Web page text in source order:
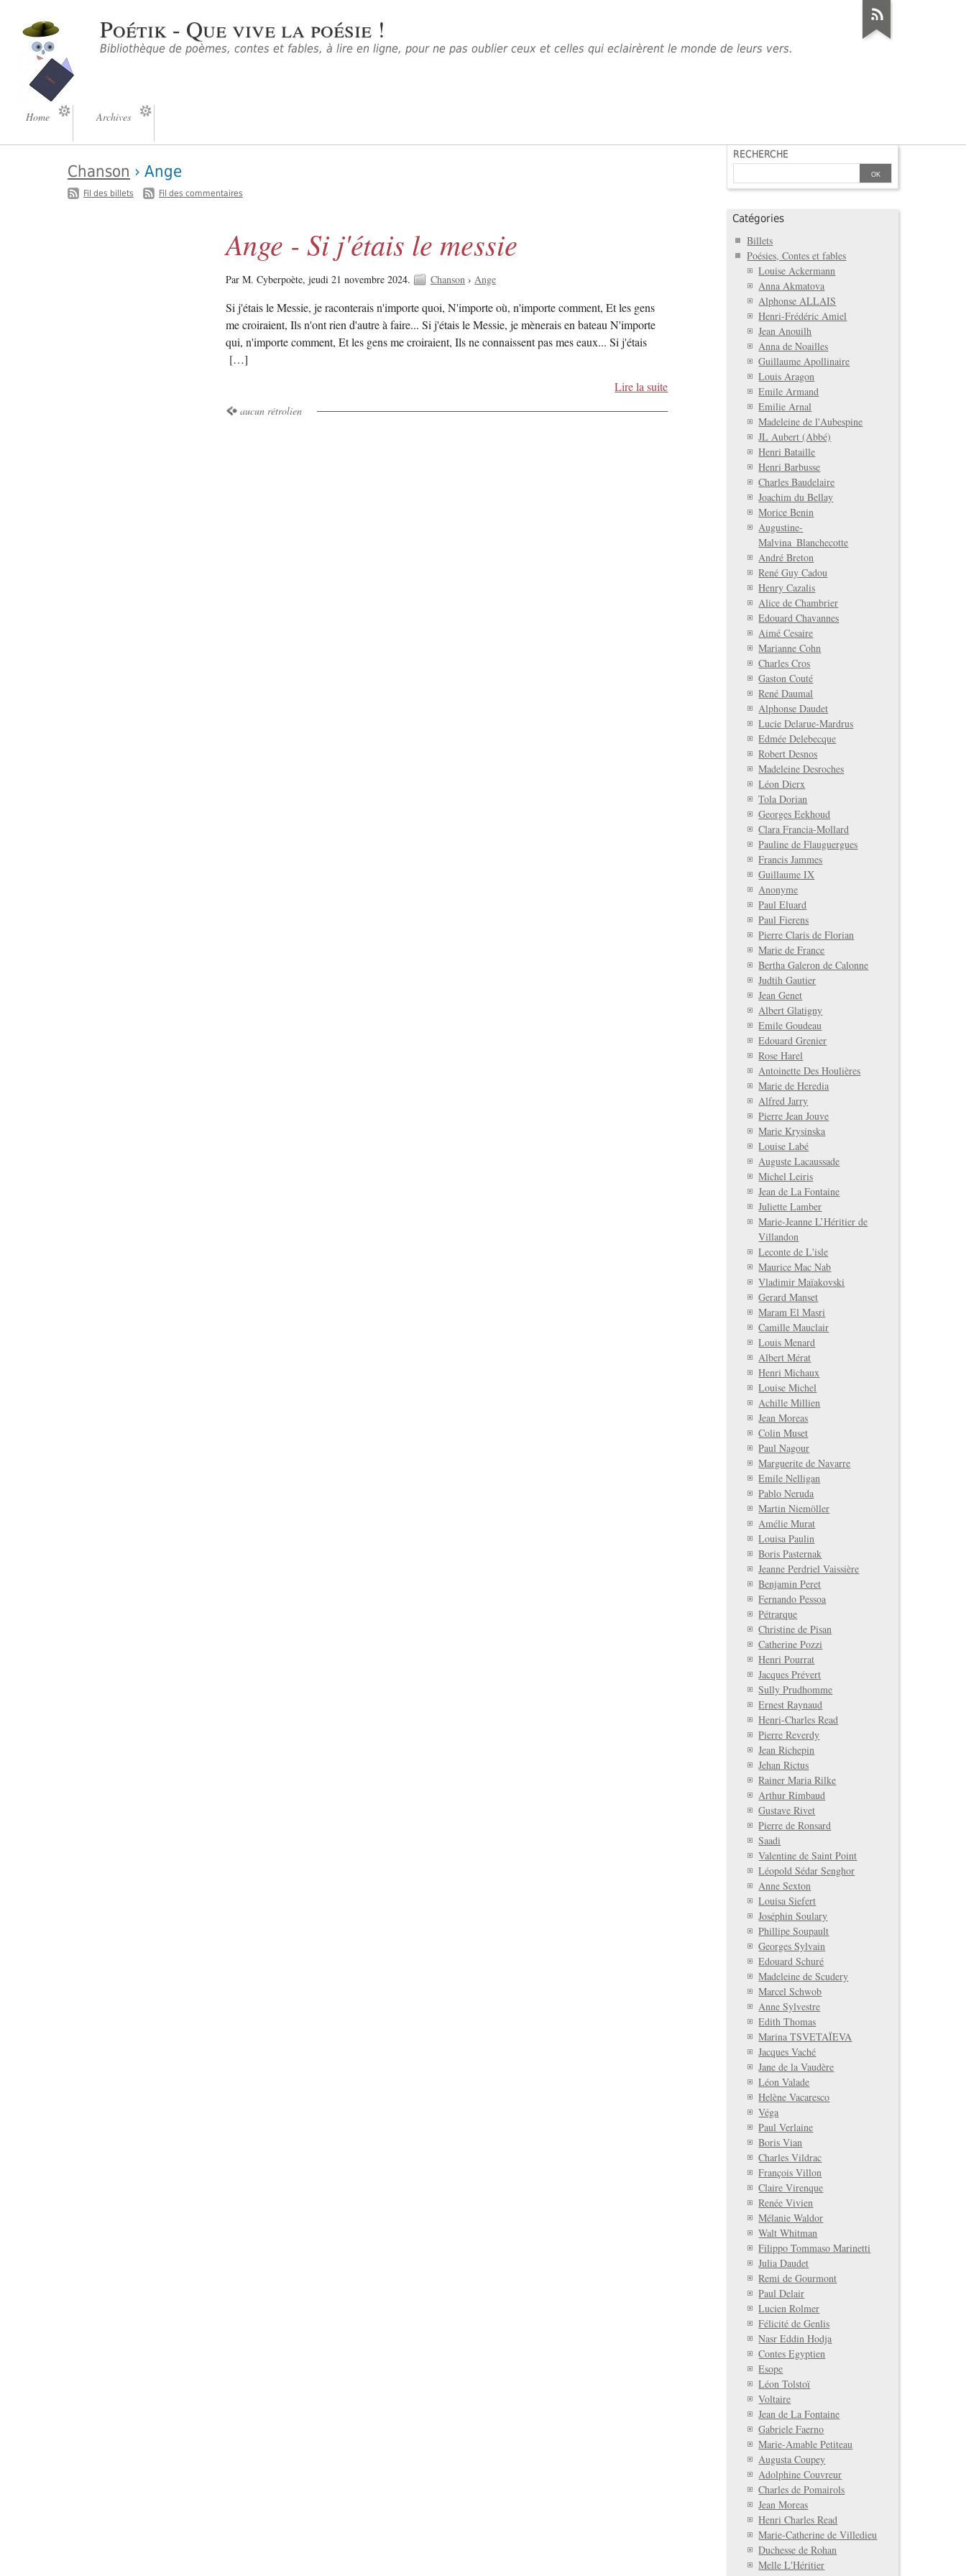
Poétik - Que vive la poésie !
Bibliothèque de poèmes, contes et fables, à lire en ligne, pour ne pas oublier ceux et celles qui eclairèrent le monde de leurs vers.
Home Archives
Chanson › Ange
Fil des billets - Fil des commentaires
Ange - Si j'étais le messie
Par M. Cyberpoète,jeudi 21 novembre 2024. Chanson ›Ange
Si j'étais le Messie, je raconterais n'importe quoi, N'importe où, n'importe comment, Et les gens
me croiraient, Ils n'ont rien d'autre à faire... Si j'étais le Messie, je mènerais en bateau N'importe
qui, n'importe comment, Et les gens me croiraient, Ils ne connaissent pas mes eaux... Si j'étais
[…]
Lire la suite
aucun rétrolien
RECHERCHE
Catégories
Billets
Poésies, Contes et fables
Louise Ackermann
Anna Akmatova
Alphonse ALLAIS
Henri-Frédéric Amiel
Jean Anouilh
Anna de Noailles
Guillaume Apollinaire
Louis Aragon
Emile Armand
Emilie Arnal
Madeleine de l'Aubespine
JL Aubert (Abbé)
Henri Bataille
Henri Barbusse
Charles Baudelaire
Joachim du Bellay
Morice Benin
Augustine-
Malvina_Blanchecotte
André Breton
René Guy Cadou
Henry Cazalis
Alice de Chambrier
Edouard Chavannes
Aimé Cesaire
Marianne Cohn
Charles Cros
Gaston Couté
René Daumal
Alphonse Daudet
Lucie Delarue-Mardrus
Edmée Delebecque
Robert Desnos
Madeleine Desroches
Léon Dierx
Tola Dorian
Georges Eekhoud
Clara Francia-Mollard
Pauline de Flauguergues
Francis Jammes
Guillaume IX
Anonyme
Paul Eluard
Paul Fierens
Pierre Claris de Florian
Marie de France
Bertha Galeron de Calonne
Judtih Gautier
Jean Genet
Albert Glatigny
Emile Goudeau
Edouard Grenier
Rose Harel
Antoinette Des Houlières
Marie de Heredia
Alfred Jarry
Pierre Jean Jouve
Marie Krysinska
Louise Labé
Auguste Lacaussade
Michel Leiris
Jean de La Fontaine
Juliette Lamber
Marie-Jeanne L’Héritier de
Villandon
Leconte de L'isle
Maurice Mac Nab
Vladimir Maïakovski
Gerard Manset
Maram El Masri
Camille Mauclair
Louis Menard
Albert Mérat
Henri Michaux
Louise Michel
Achille Millien
Jean Moreas
Colin Muset
Paul Nagour
Marguerite de Navarre
Emile Nelligan
Pablo Neruda
Martin Niemöller
Amélie Murat
Louisa Paulin
Boris Pasternak
Jeanne Perdriel Vaissière
Benjamin Peret
Fernando Pessoa
Pétrarque
Christine de Pisan
Catherine Pozzi
Henri Pourrat
Jacques Prévert
Sully Prudhomme
Ernest Raynaud
Henri-Charles Read
Pierre Reverdy
Jean Richepin
Jehan Rictus
Rainer Maria Rilke
Arthur Rimbaud
Gustave Rivet
Pierre de Ronsard
Saadi
Valentine de Saint Point
Léopold Sédar Senghor
Anne Sexton
Louisa Siefert
Joséphin Soulary
Phillipe Soupault
Georges Sylvain
Edouard Schuré
Madeleine de Scudery
Marcel Schwob
Anne Sylvestre
Edith Thomas
Marina TSVETAÏEVA
Jacques Vaché
Jane de la Vaudère
Léon Valade
Helène Vacaresco
Véga
Paul Verlaine
Boris Vian
Charles Vildrac
François Villon
Claire Virenque
Renée Vivien
Mélanie Waldor
Walt Whitman
Filippo Tommaso Marinetti
Julia Daudet
Remi de Gourmont
Paul Delair
Lucien Rolmer
Félicité de Genlis
Nasr Eddin Hodja
Contes Egyptien
Esope
Léon Tolstoï
Voltaire
Jean de La Fontaine
Gabriele Faerno
Marie-Amable Petiteau
Augusta Coupey
Adolphine Couvreur
Charles de Pomairols
Jean Moreas
Henri Charles Read
Marie-Catherine de Villedieu
Duchesse de Rohan
Melle L'Héritier